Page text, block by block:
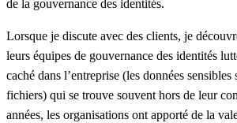
de la gouvernance des identités.
Lorsque je discute avec des clients, je
leurs équipes de gouvernance des identités
caché dans l’entreprise (les données sensibles
fichiers) qui se trouve souvent hors de leur
années, les organisations ont apporté de la